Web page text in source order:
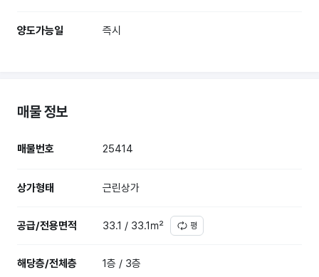
양도가능일 즉시
매물 정보
매물번호 25414
상가형태 근린상가
공급/전용면적 33.1 / 33.1㎡ 평
해당층/전체층 1층 / 3층